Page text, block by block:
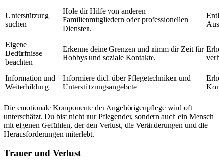
Unterstützung
suchen
Hole dir Hilfe von anderen
Familienmitgliedern oder professionellen
Diensten.
Eigene
Bedürfnisse
beachten
Erkenne deine Grenzen und nimm dir Zeit für
Hobbys und soziale Kontakte.
Information und
Weiterbildung
Informiere dich über Pflegetechniken und
Unterstützungsangebote.
Die emotionale Komponente der Angehörigenpflege wird oft
unterschätzt. Du bist nicht nur Pflegender, sondern auch ein Mensch
mit eigenen Gefühlen, der den Verlust, die Veränderungen und die
Herausforderungen miterlebt.
Trauer und Verlust